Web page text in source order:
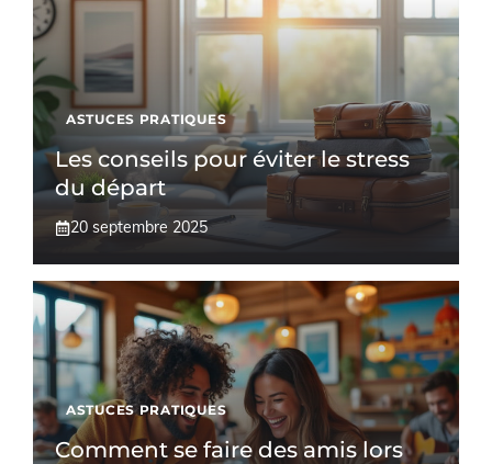
ASTUCES PRATIQUES
Les conseils pour éviter le stress
du départ
20 septembre 2025
ASTUCES PRATIQUES
Comment se faire des amis lors